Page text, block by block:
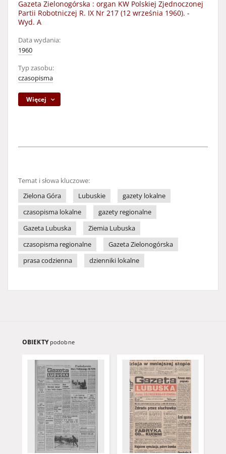
Gazeta Zielonogórska : organ KW Polskiej Zjednoczonej
Partii Robotniczej R. IX Nr 217 (12 września 1960). -
Wyd. A
Data wydania:
1960
Typ zasobu:
czasopisma
Więcej
Temat i słowa kluczowe:
Zielona Góra
Lubuskie
gazety lokalne
czasopisma lokalne
gazety regionalne
Gazeta Lubuska
Ziemia Lubuska
czasopisma regionalne
Gazeta Zielonogórska
prasa codzienna
dzienniki lokalne
OBIEKTY podobne